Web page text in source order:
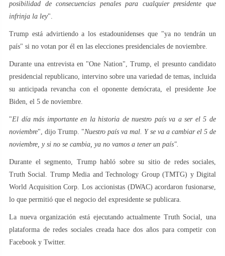
posibilidad de consecuencias penales para cualquier presidente que
infrinja la ley".
Trump está advirtiendo a los estadounidenses que "ya no tendrán un
país" si no votan por él en las elecciones presidenciales de noviembre.
Durante una entrevista en "One Nation", Trump, el presunto candidato
presidencial republicano, intervino sobre una variedad de temas, incluida
su anticipada revancha con el oponente demócrata, el presidente Joe
Biden, el 5 de noviembre.
"El día más importante en la historia de nuestro país va a ser el 5 de
noviembre", dijo Trump. "Nuestro país va mal. Y se va a cambiar el 5 de
noviembre, y si no se cambia, ya no vamos a tener un país".
Durante el segmento, Trump habló sobre su sitio de redes sociales,
Truth Social. Trump Media and Technology Group (TMTG) y Digital
World Acquisition Corp. Los accionistas (DWAC) acordaron fusionarse,
lo que permitió que el negocio del expresidente se publicara.
La nueva organización está ejecutando actualmente Truth Social, una
plataforma de redes sociales creada hace dos años para competir con
Facebook y Twitter.